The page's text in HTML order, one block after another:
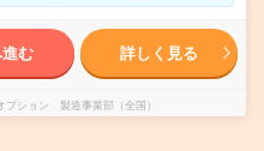
む 詳しく見る
プション 製造事業部（全国）